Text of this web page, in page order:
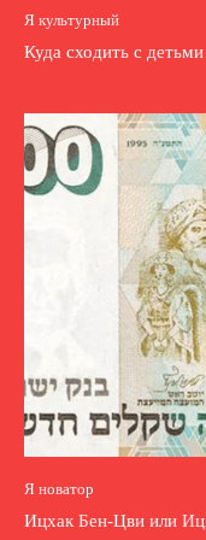
Я культурный
Куда сходить с
Я новатор
Ицхак Бен-Цви или